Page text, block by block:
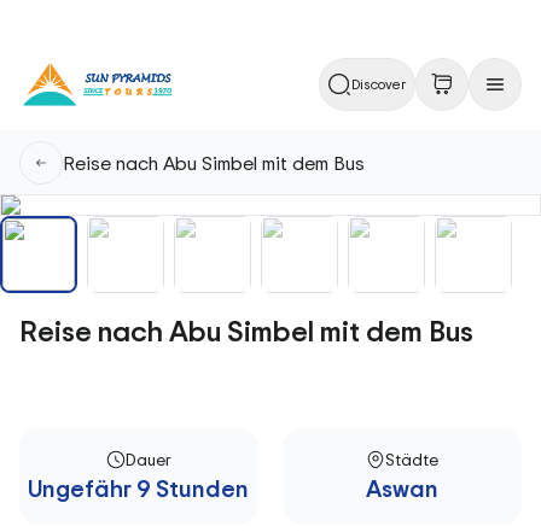
Discover
Reise nach Abu Simbel mit dem Bus
Reise nach Abu Simbel mit dem Bus
Dauer
Ungefähr 9 Stunden
Städte
Aswan